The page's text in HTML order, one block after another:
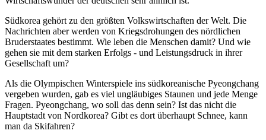
Südkorea gehört zu den größten Volkswirtschaften der Welt. Die
Nachrichten aber werden von Kriegsdrohungen des nördlichen
Bruderstaates bestimmt. Wie leben die Menschen damit? Und wie
gehen sie mit dem starken Erfolgs - und Leistungsdruck in ihrer
Gesellschaft um?
Als die Olympischen Winterspiele ins südkoreanische Pyeongchang
vergeben wurden, gab es viel ungläubiges Staunen und jede Menge
Fragen. Pyeongchang, wo soll das denn sein? Ist das nicht die
Hauptstadt von Nordkorea? Gibt es dort überhaupt Schnee, kann
man da Skifahren?